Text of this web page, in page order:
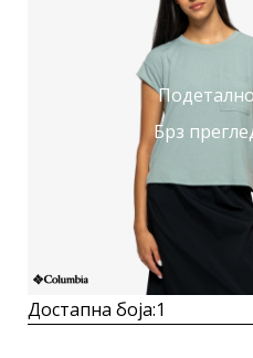
Подетално
Брз
Достапна боја:1